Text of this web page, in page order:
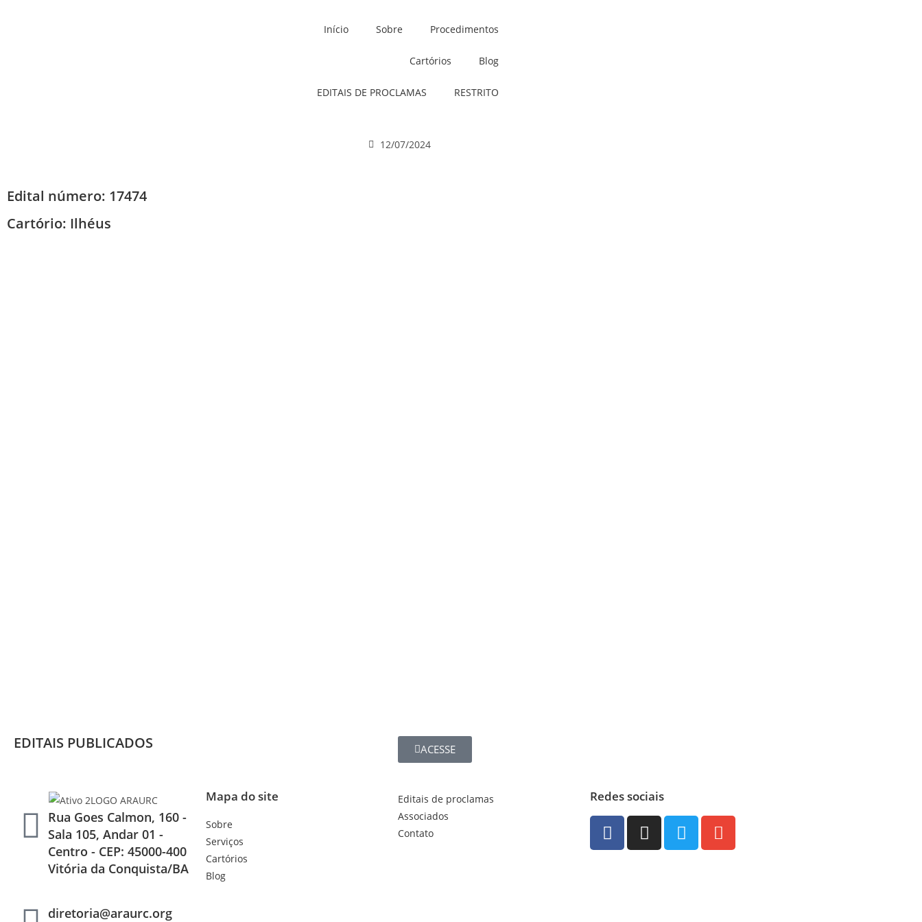
Início Sobre Procedimentos
Cartórios Blog
EDITAIS DE PROCLAMAS RESTRITO
12/07/2024
Edital número: 17474
Cartório: Ilhéus
EDITAIS PUBLICADOS ACESSE
Rua Goes Calmon, 160 -
Sala 105, Andar 01 -
Centro - CEP: 45000-400
Vitória da Conquista/BA
diretoria@araurc.org
Mapa do site
Sobre
Serviços
Cartórios
Blog
Editais de proclamas
Associados
Contato
Redes sociais